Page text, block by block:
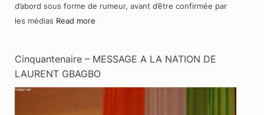
d’abord sous forme de rumeur, avant d’être confirmée par
les médias Read more
Cinquantenaire – MESSAGE A LA NATION DE
LAURENT GBAGBO